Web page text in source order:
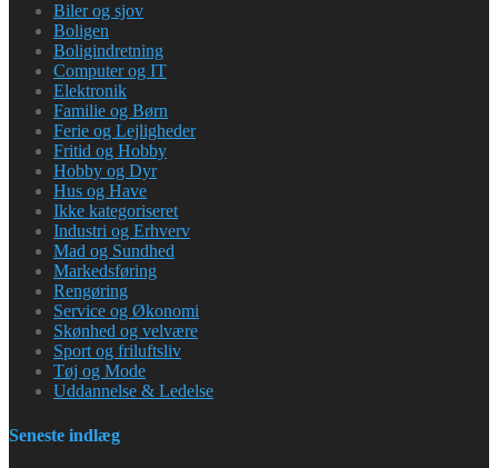
Biler og sjov
Boligen
Boligindretning
Computer og IT
Elektronik
Familie og Børn
Ferie og Lejligheder
Fritid og Hobby
Hobby og Dyr
Hus og Have
Ikke kategoriseret
Industri og Erhverv
Mad og Sundhed
Markedsføring
Rengøring
Service og Økonomi
Skønhed og velvære
Sport og friluftsliv
Tøj og Mode
Uddannelse & Ledelse
Seneste indlæg